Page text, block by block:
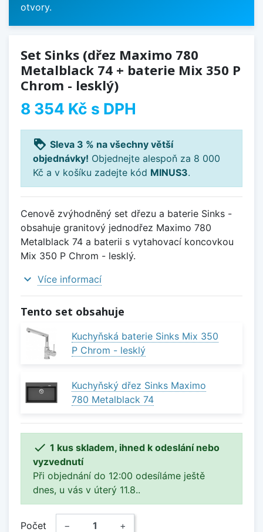
otvory.
Set Sinks (dřez Maximo 780
Metalblack 74 + baterie Mix 350 P
Chrom - lesklý)
8 354 Kč s DPH
loyalty Sleva 3 % na všechny větší
objednávky! Objednejte alespoň za 8 000
Kč a v košíku zadejte kód MINUS3.
Cenově zvýhodněný set dřezu a baterie Sinks -
obsahuje granitový jednodřez Maximo 780
Metalblack 74 a baterii s vytahovací koncovkou
Mix 350 P Chrom - lesklý.
expand_more Více informací
Tento set obsahuje
Kuchyňská baterie Sinks Mix 350
P Chrom - lesklý
Kuchyňský dřez Sinks Maximo
780 Metalblack 74
 1 kus skladem, ihned k odeslání nebo
vyzvednutí
Při objednání do 12:00 odesíláme ještě
dnes, u vás v úterý 11.8..
Počet − +